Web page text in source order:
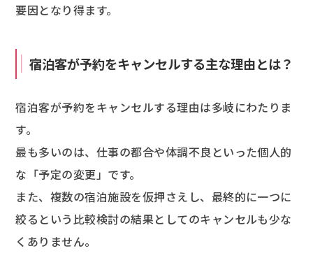
要因となり得ます。
宿泊客が予約をキャンセルする主な理由とは？
宿泊客が予約をキャンセルする理由は多岐にわたりま
す。
最も多いのは、仕事の都合や体調不良といった個人的
な「予定の変更」です。
また、複数の宿泊施設を仮押さえし、最終的に一つに
絞るという比較検討の結果としてのキャンセルも少な
くありません。